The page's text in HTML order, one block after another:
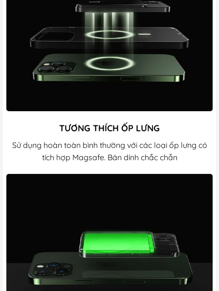
TƯƠNG THÍCH ỐP LƯNG
Sử dụng hoàn toàn bình thường với các loại ốp lưng có
tích hợp Magsafe. Bán dính chắc chắn